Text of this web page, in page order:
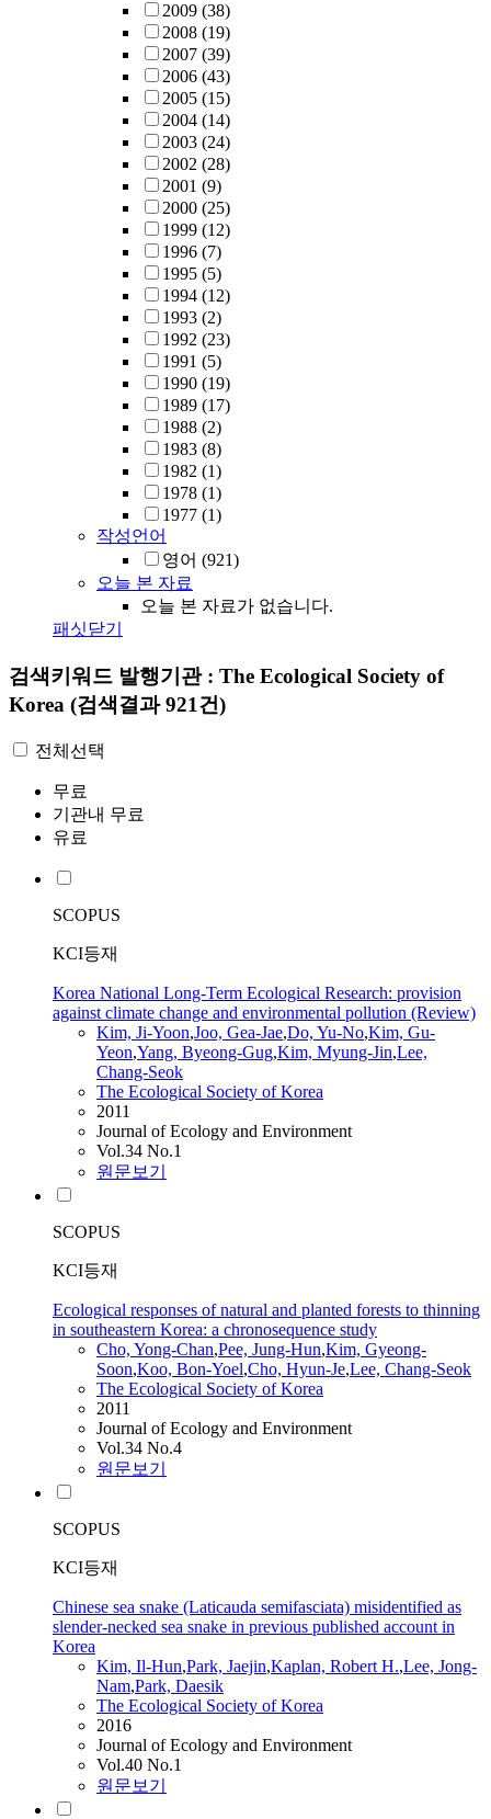
2009 (38)
2008 (19)
2007 (39)
2006 (43)
2005 (15)
2004 (14)
2003 (24)
2002 (28)
2001 (9)
2000 (25)
1999 (12)
1996 (7)
1995 (5)
1994 (12)
1993 (2)
1992 (23)
1991 (5)
1990 (19)
1989 (17)
1988 (2)
1983 (8)
1982 (1)
1978 (1)
1977 (1)
작성언어
영어 (921)
오늘 본 자료
오늘 본 자료가 없습니다.
패싯닫기
검색키워드 발행기관 : The Ecological Society of
Korea (검색결과 921건)
전체선택
무료
기관내 무료
유료
SCOPUS
KCI등재
Korea National Long-Term Ecological Research: provision
against climate change and environmental pollution (Review)
Kim, Ji-Yoon,Joo, Gea-Jae,Do, Yu-No,Kim, Gu-
Yeon,Yang, Byeong-Gug,Kim, Myung-Jin,Lee,
Chang-Seok
The Ecological Society of Korea
2011
Journal of Ecology and Environment
Vol.34 No.1
원문보기
SCOPUS
KCI등재
Ecological responses of natural and planted forests to thinning
in southeastern Korea: a chronosequence study
Cho, Yong-Chan,Pee, Jung-Hun,Kim, Gyeong-
Soon,Koo, Bon-Yoel,Cho, Hyun-Je,Lee, Chang-Seok
The Ecological Society of Korea
2011
Journal of Ecology and Environment
Vol.34 No.4
원문보기
SCOPUS
KCI등재
Chinese sea snake (Laticauda semifasciata) misidentified as
slender-necked sea snake in previous published account in
Korea
Kim, Il-Hun,Park, Jaejin,Kaplan, Robert H.,Lee, Jong-
Nam,Park, Daesik
The Ecological Society of Korea
2016
Journal of Ecology and Environment
Vol.40 No.1
원문보기